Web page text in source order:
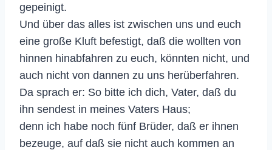
gepeinigt.
Und über das alles ist zwischen uns und euch
eine große Kluft befestigt, daß die wollten von
hinnen hinabfahren zu euch, könnten nicht, und
auch nicht von dannen zu uns herüberfahren.
Da sprach er: So bitte ich dich, Vater, daß du
ihn sendest in meines Vaters Haus;
denn ich habe noch fünf Brüder, daß er ihnen
bezeuge, auf daß sie nicht auch kommen an